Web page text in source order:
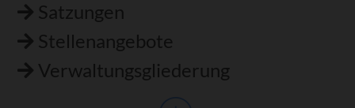
Satzungen
Stellenangebote
Verwaltungsgliederung